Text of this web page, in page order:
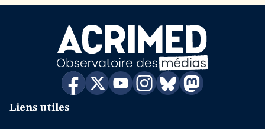
Liens utiles